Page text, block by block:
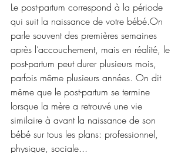
Le post-partum correspond à la période
qui suit la naissance de votre bébé.On
parle souvent des premières semaines
après l’accouchement, mais en réalité, le
post-partum peut durer plusieurs mois,
parfois même plusieurs années. On dit
même que le post-partum se termine
lorsque la mère a retrouvé une vie
similaire à avant la naissance de son
bébé sur tous les plans: professionnel,
physique, sociale...